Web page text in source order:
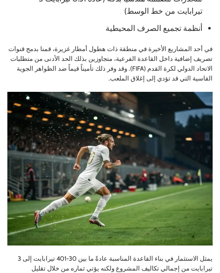
تيرابايت من خط الوسط)
أنظمة تجميع الصرف المحيطية
في أحد المشاريع الأخيرة في منطقة ذات هطول أمطار غزيرة، قمنا بدمج قنوات
تصريف إضافية داخل القاعدة الفرعية، متجاوزين بذلك الحد الأدنى من متطلبات
الاتحاد الدولي لكرة القدم (FIFA). وقد وفر ذلك تأميناً قيماً ضد الظواهر الجوية
القاسية التي قد تؤدي إلى إغلاق الملعب.
يمثل الاستثمار في بناء القاعدة المناسبة عادةً ما بين 30-401 تيرابايت إلى 3
تيرابايت من إجمالي تكاليف المشروع ولكنه يؤتي ثماره من خلال تقليل